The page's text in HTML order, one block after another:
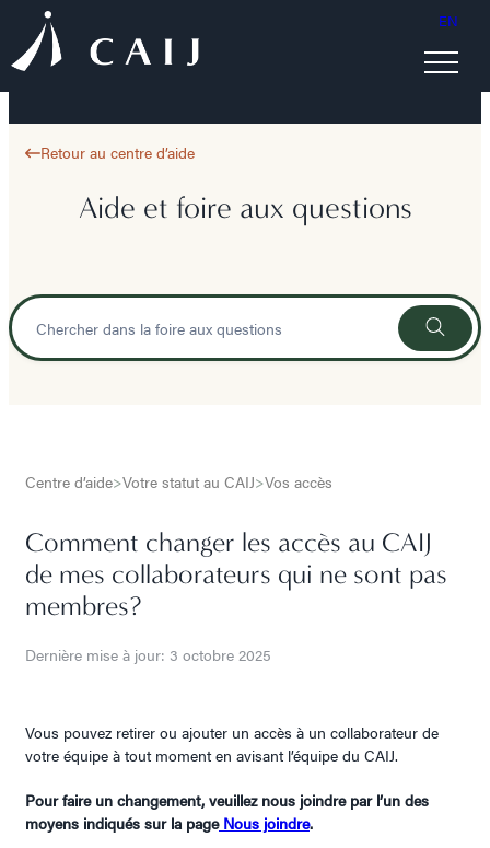
EN
Retour au centre d’aide
Aide et foire aux questions
Centre d’aide>Votre statut au CAIJ>Vos accès
Comment changer les accès au CAIJ
de mes collaborateurs qui ne sont pas
membres?
Dernière mise à jour: 3 octobre 2025
Vous pouvez retirer ou ajouter un accès à un collaborateur de
votre équipe à tout moment en avisant l’équipe du CAIJ.
Pour faire un changement, veuillez nous joindre par l’un des
moyens indiqués sur la pageNous joindre.